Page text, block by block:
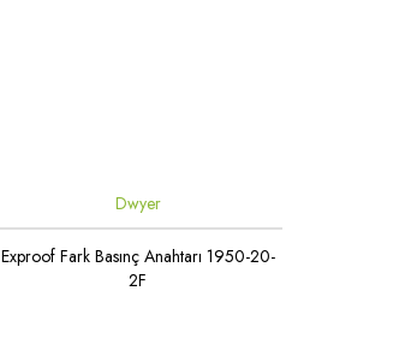
Dwyer
Exproof Fark Basınç Anahtarı 1950-20-
2F